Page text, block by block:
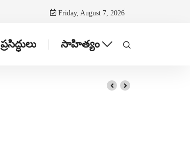
Friday, August 7, 2026
ప్రసిద్ధులు సాహిత్యం